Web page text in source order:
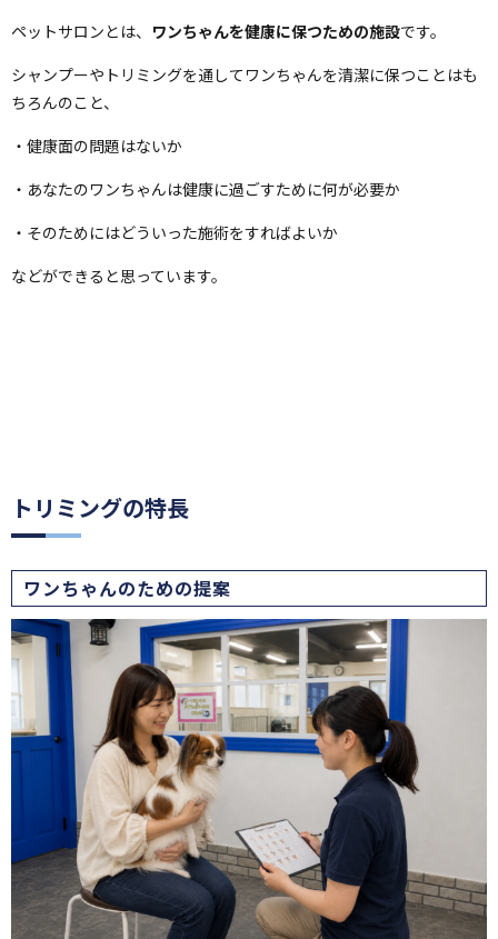
ペットサロンとは、 ワンちゃんを健康に保つための施設です。
シャンプーやトリミングを通してワンちゃんを清潔に保つことはも
ちろんのこと、
・健康面の問題はないか
・あなたのワンちゃんは健康に過ごすために何が必要か
・そのためにはどういった施術をすればよいか
などができると思っています。
トリミングの特長
ワンちゃんのための提案